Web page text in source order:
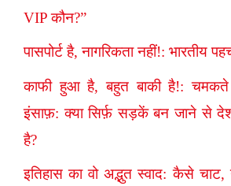
VIP कौन?”
पासपोर्ट है, नागरिकता नहीं!: भारतीय
काफी हुआ है, बहुत बाकी है!: चमकते
इंसाफ़: क्या सिर्फ़ सड़कें बन जाने से देश
है?
इतिहास का वो अद्भुत स्वाद: कैसे चाट,